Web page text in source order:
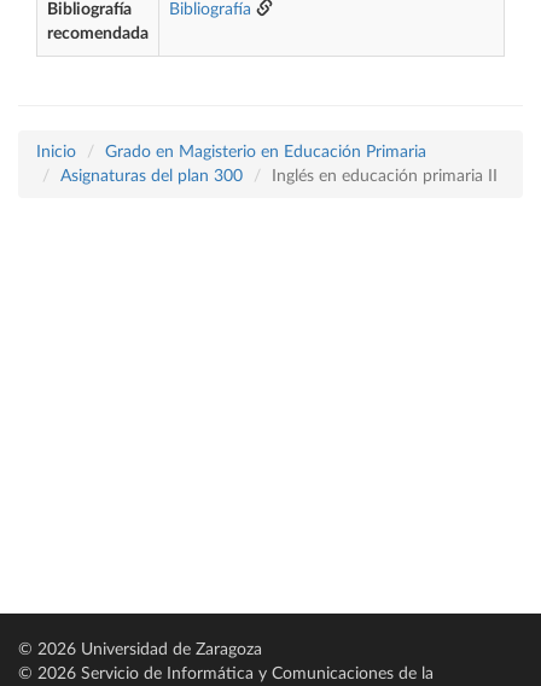
Bibliografía
recomendada
Bibliografía
Inicio
Grado en Magisterio en Educación Primaria
Asignaturas del plan 300
Inglés en educación primaria II
© 2026 Universidad de Zaragoza
© 2026 Servicio de Informática y Comunicaciones de la